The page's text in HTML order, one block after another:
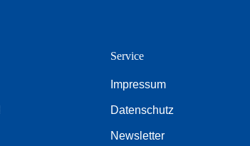
Service
Impressum
Datenschutz
Newsletter